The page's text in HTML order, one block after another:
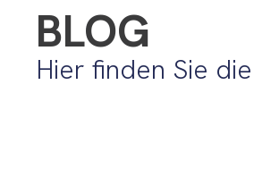
BLOG
Hier finden Sie